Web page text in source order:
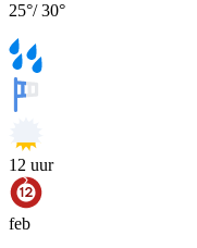
25°/30°
12 uur
feb